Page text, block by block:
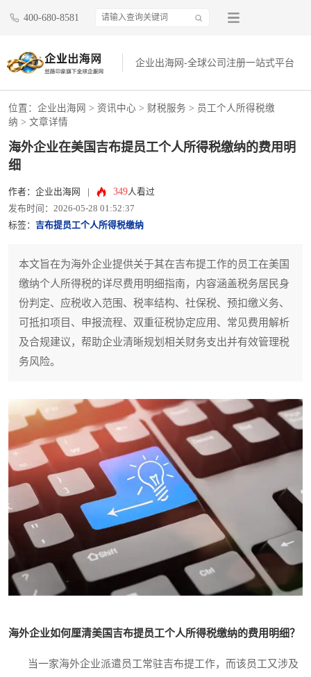
400-680-8581
企业出海网-全球公司注册一站式平台
位置： 企业出海网 > 资讯中心 > 财税服务 > 员工个人所得税缴
纳 > 文章详情
海外企业在美国吉布提员工个人所得税缴纳的费用明
细
作者：企业出海网 349人看过
发布时间：2026-05-28 01:52:37
标签： 吉布提员工个人所得税缴纳
本文旨在为海外企业提供关于其在吉布提工作的员工在美国
缴纳个人所得税的详尽费用明细指南，内容涵盖税务居民身
份判定、应税收入范围、税率结构、社保税、预扣缴义务、
可抵扣项目、申报流程、双重征税协定应用、常见费用解析
及合规建议，帮助企业清晰规划相关财务支出并有效管理税
务风险。
海外企业如何厘清美国吉布提员工个人所得税缴纳的费用明细？
当一家海外企业派遣员工常驻吉布提工作，而该员工又涉及